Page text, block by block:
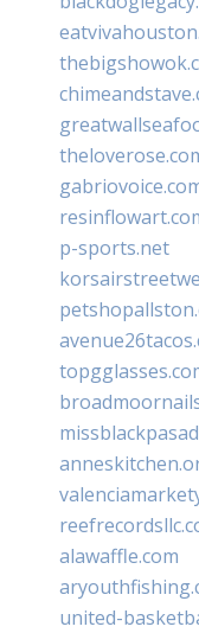
p-sports.net
alawaffle.com
united-